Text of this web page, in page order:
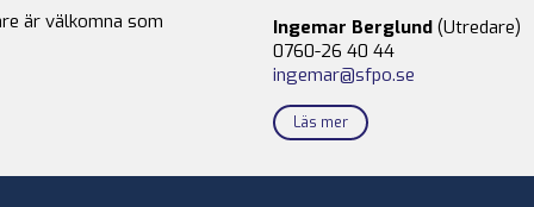
är välkomna som
Ingemar Berglund (Utredare)
0760-26 40 44
ingemar@sfpo.se
Läs mer